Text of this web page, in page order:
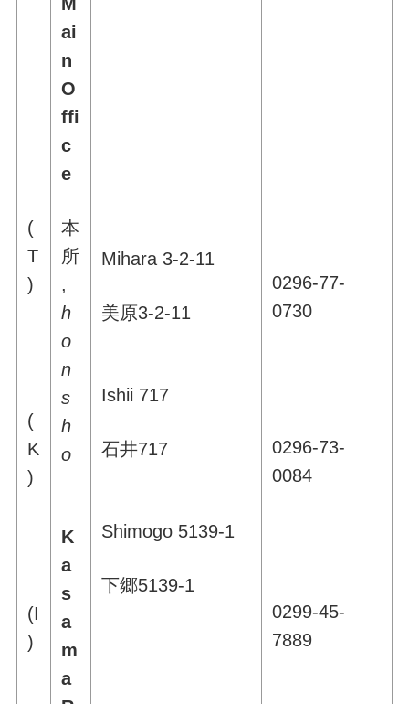
(
T
)
(
K
)
(I
)
ai
n
O
ffi
c
e
本
所
,
h
o
n
s
h
o
K
a
s
a
m
a
Mihara 3-2-11
美原3-2-11
Ishii 717
石井717
Shimogo 5139-1
下郷5139-1
0296-77-
0730
0296-73-
0084
0299-45-
7889